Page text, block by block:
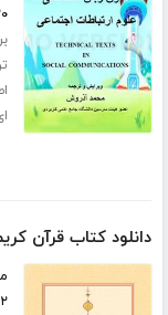
۲۰
دانلود کتاب قرآن